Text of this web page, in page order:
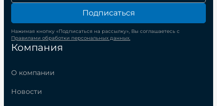
Компания
О компании
Новости
Подписаться
Нажимая кнопку «Подписаться на рассылку», Вы соглашаетесь с
Правилами обработки персональных данных.